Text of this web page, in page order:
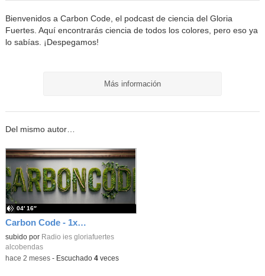
Bienvenidos a Carbon Code, el podcast de ciencia del Gloria
Fuertes. Aquí encontrarás ciencia de todos los colores, pero eso ya
lo sabías. ¡Despegamos!
Más información
Del mismo autor…
Carbon Code - 1x04 - De la Luna, el espacios y sus naves
subido por Radio ies gloriafuertes
alcobendas
04′ 16″
-hace 2 meses- Escuchado 4veces